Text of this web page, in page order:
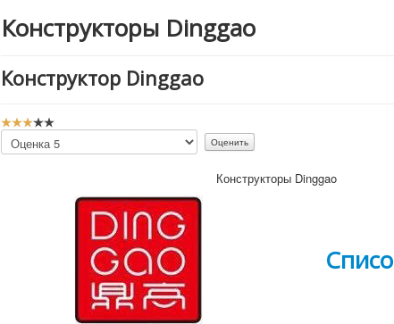
Конструкторы Dinggao
Конструктор Dinggao
Р
е
й
Пожалуйста,
оцените
Конструкторы Dinggao